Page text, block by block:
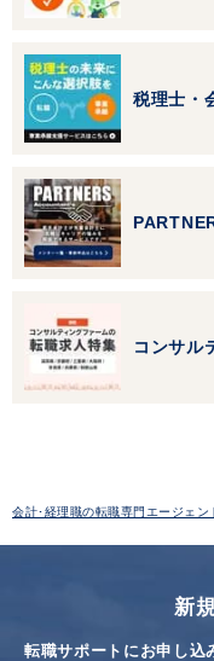
税理士・
コンサル
会計･経理職の転職専門エージェン
新
転職サポートにお申し込